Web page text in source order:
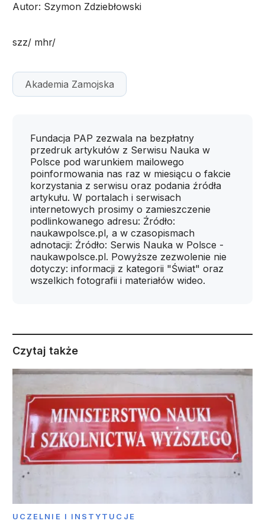
Autor: Szymon Zdziebłowski
szz/ mhr/
Akademia Zamojska
Fundacja PAP zezwala na bezpłatny
przedruk artykułów z Serwisu Nauka w
Polsce pod warunkiem mailowego
poinformowania nas raz w miesiącu o fakcie
korzystania z serwisu oraz podania źródła
artykułu. W portalach i serwisach
internetowych prosimy o zamieszczenie
podlinkowanego adresu: Źródło:
naukawpolsce.pl, a w czasopismach
adnotacji: Źródło: Serwis Nauka w Polsce -
naukawpolsce.pl. Powyższe zezwolenie nie
dotyczy: informacji z kategorii "Świat" oraz
wszelkich fotografii i materiałów wideo.
Czytaj także
UCZELNIE I INSTYTUCJE